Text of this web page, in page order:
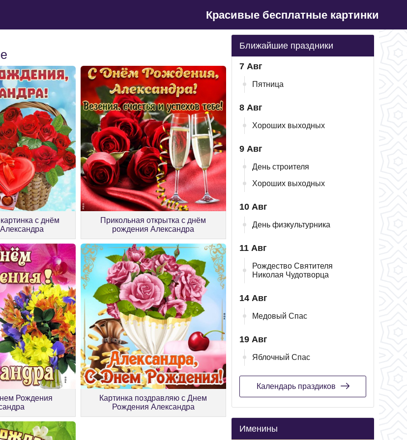
Красивые бесплатные картинки
с днём
Прикольная открытка с днём
рождения Александра
Рождения
Картинка поздравляю с Днем
Рождения Александра
Ближайшие праздники
7 Авг
Пятница
8 Авг
Хороших выходных
9 Авг
День строителя
Хороших выходных
10 Авг
День физкультурника
11 Авг
Рождество Святителя
Николая Чудотворца
14 Авг
Медовый Спас
19 Авг
Яблочный Спас
Календарь праздиков
Именины